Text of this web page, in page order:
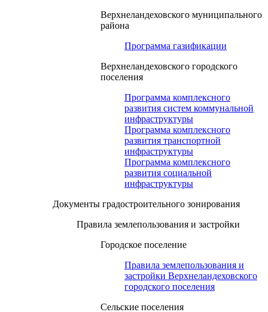
Верхнеландеховского муниципального
района
Программа газификации
Верхнеландеховского городского
поселения
Программа комплексного
развития систем коммунальной
инфраструктуры
Программа комплексного
развития транспортной
инфраструктуры
Программа комплексного
развития социальной
инфраструктуры
Документы градостроительного зонирования
Правила землепользования и застройки
Городское поселение
Правила землепользования и
застройки Верхнеландеховского
городского поселения
Сельские поселения